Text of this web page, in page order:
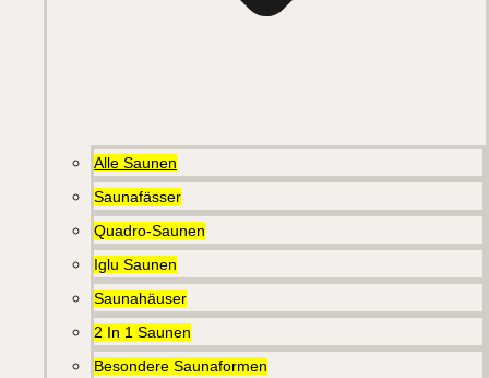
Alle Saunen
Saunafässer
Quadro-Saunen
Iglu Saunen
Saunahäuser
2 In 1 Saunen
Besondere Saunaformen